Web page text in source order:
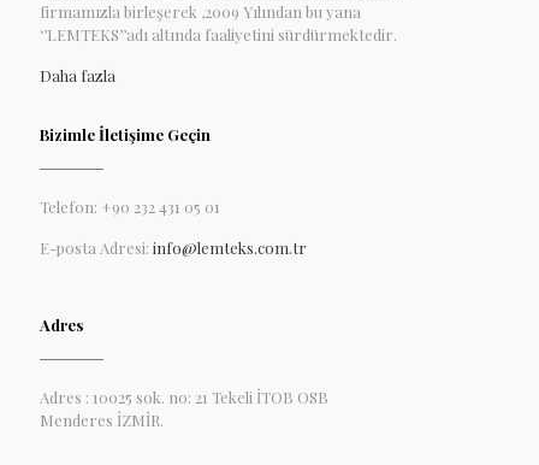
firmamızla birleşerek ,2009 Yılından bu yana
‘’LEMTEKS’’adı altında faaliyetini sürdürmektedir.
Daha fazla
Bizimle İletişime Geçin
Telefon: +90 232 431 05 01
E-posta Adresi: info@lemteks.com.tr
Adres
Adres : 10025 sok. no: 21 Tekeli İTOB OSB
Menderes İZMİR.